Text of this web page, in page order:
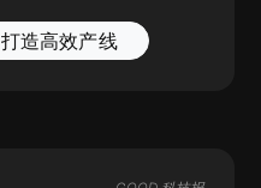
造高效产线